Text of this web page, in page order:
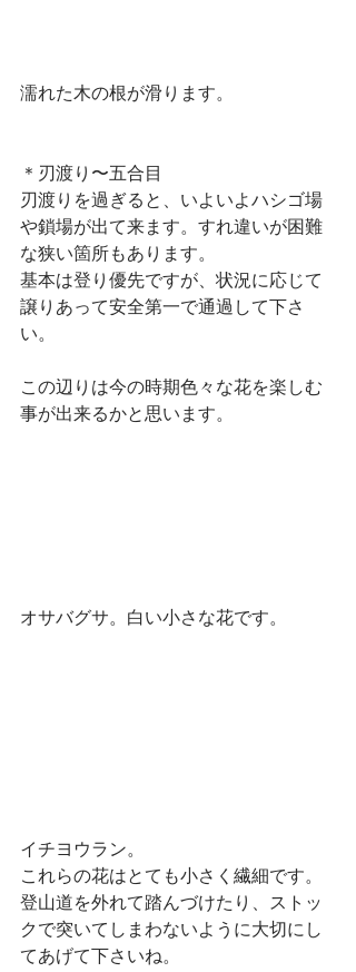
濡れた木の根が滑ります。
＊刃渡り〜五合目
刃渡りを過ぎると、いよいよハシゴ場
や鎖場が出て来ます。すれ違いが困難
な狭い箇所もあります。
基本は登り優先ですが、状況に応じて
譲りあって安全第一で通過して下さ
い。
この辺りは今の時期色々な花を楽しむ
事が出来るかと思います。
オサバグサ。白い小さな花です。
イチヨウラン。
これらの花はとても小さく繊細です。
登山道を外れて踏んづけたり、ストッ
クで突いてしまわないように大切にし
てあげて下さいね。